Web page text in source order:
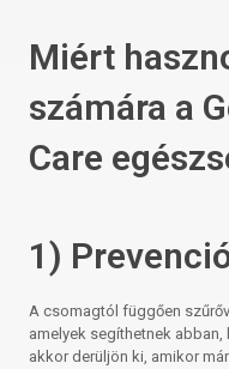
Miért
számára a
Care
1)
A csomagtól függően
amelyek segíthetnek
akkor derüljön ki, amikor